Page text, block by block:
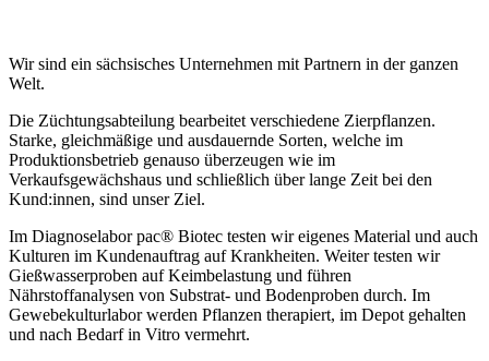
Wir sind ein sächsisches Unternehmen mit Partnern in der ganzen
Welt.
Die Züchtungsabteilung bearbeitet verschiedene Zierpflanzen.
Starke, gleichmäßige und ausdauernde Sorten, welche im
Produktionsbetrieb genauso überzeugen wie im
Verkaufsgewächshaus und schließlich über lange Zeit bei den
Kund:innen, sind unser Ziel.
Im Diagnoselabor pac® Biotec testen wir eigenes Material und auch
Kulturen im Kundenauftrag auf Krankheiten. Weiter testen wir
Gießwasserproben auf Keimbelastung und führen
Nährstoffanalysen von Substrat- und Bodenproben durch. Im
Gewebekulturlabor werden Pflanzen therapiert, im Depot gehalten
und nach Bedarf in Vitro vermehrt.